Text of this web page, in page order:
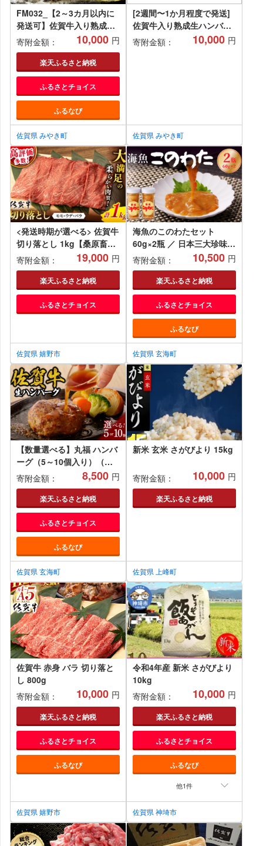
FM032_【2～3カ月以内に
発送可】佐賀牛入り熟成ハ
ンバーグ20個＋2個【期間
限定】
寄附金額： 10,000 円
楽天ふるさと納税
ふるさとチョイス
ふるなび
佐賀県 みやき町
[2週間〜1か月程度で発送]
佐賀牛入り熟成生ハンバー
グ 20個(120g×20個)
寄附金額： 10,000 円
佐賀県 みやき町
<発送時期が選べる> 佐賀牛
切り落とし 1kg【桑原畜
産】 [NAB026] 佐賀牛 牛肉
佐賀県産 黒毛和牛 ブランド
牛 A4 切り落とし きりおと
し しゃぶしゃぶ すき焼き
すきやき
寄附金額： 19,000 円
楽天ふるさと納税
ふるさとチョイス
佐賀県 嬉野市
海魚のこのわたセット
60g×2瓶 ／ 日本三大珍味
珍味 ナマコ 酒の肴 おつま
み つまみ ご飯のお供 海鮮
魚介 海の幸 玄界灘 国産 佐
賀県 玄海町 冷凍 送料無料
寄附金額： 10,500 円
楽天ふるさと納税
ふるさとチョイス
ふるなび
佐賀県 玄海町
【数量選べる】丸福 ハンバ
ーグ（5～10個入り）（オ
リジナル特製ソース付）／
140g／個 佐賀牛 ハンバー
グ 味付き 黒毛和牛 牛肉 肉
弁当 おかず 惣菜 簡単 調理
お手軽 時短 焼くだけ 国産
佐賀県 玄海町 冷凍 人気 お
すすめ 送料無料
【A047_A113】
寄附金額： 8,500 円
楽天ふるさと納税
ふるさとチョイス
ふるなび
佐賀県 玄海町
新米 玄米 さがびより 15kg
寄附金額： 10,000 円
楽天ふるさと納税
佐賀県 上峰町
佐賀牛 赤身 バラ 切り落と
し 800g
寄附金額：
10,000 円
楽天ふるさと納税
ふるさとチョイス
ふるなび
佐賀県 嬉野市
令和4年産 新米 さがびより
10kg
寄附金額：
10,000 円
楽天ふるさと納税
ふるさとチョイス
ふるなび
他1件
佐賀県 神埼市